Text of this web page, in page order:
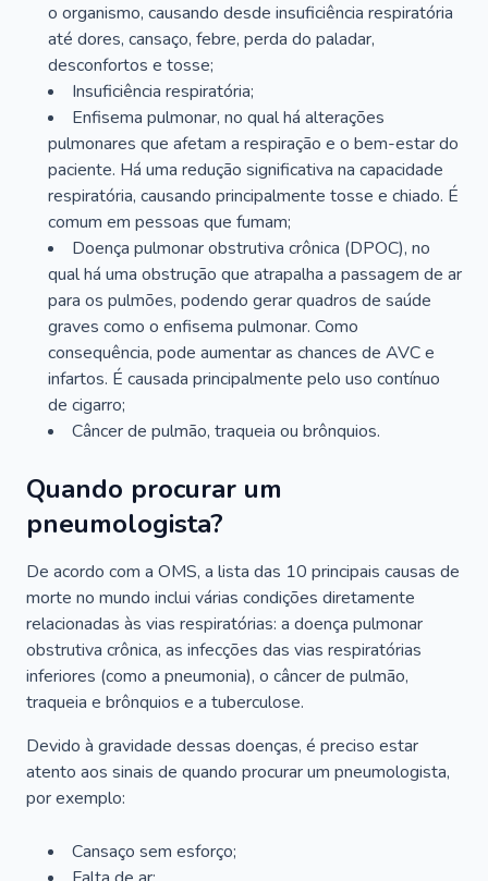
o organismo, causando desde insuficiência respiratória
até dores, cansaço, febre, perda do paladar,
desconfortos e tosse;
Insuficiência respiratória;
Enfisema pulmonar, no qual há alterações
pulmonares que afetam a respiração e o bem-estar do
paciente. Há uma redução significativa na capacidade
respiratória, causando principalmente tosse e chiado. É
comum em pessoas que fumam;
Doença pulmonar obstrutiva crônica (DPOC), no
qual há uma obstrução que atrapalha a passagem de ar
para os pulmões, podendo gerar quadros de saúde
graves como o enfisema pulmonar. Como
consequência, pode aumentar as chances de AVC e
infartos. É causada principalmente pelo uso contínuo
de cigarro;
Câncer de pulmão, traqueia ou brônquios.
Quando procurar um
pneumologista?
De acordo com a OMS, a lista das 10 principais causas de
morte no mundo inclui várias condições diretamente
relacionadas às vias respiratórias: a doença pulmonar
obstrutiva crônica, as infecções das vias respiratórias
inferiores (como a pneumonia), o câncer de pulmão,
traqueia e brônquios e a tuberculose.
Devido à gravidade dessas doenças, é preciso estar
atento aos sinais de quando procurar um pneumologista,
por exemplo:
Cansaço sem esforço;